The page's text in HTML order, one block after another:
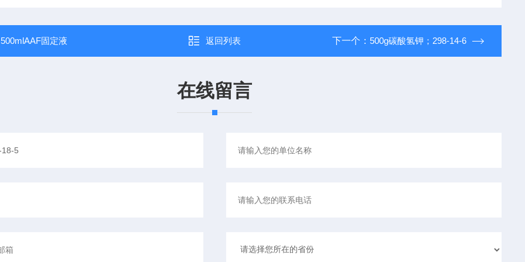
500mlAAF固定液 返回列表 下一个： 500g碳酸氢钾；298-14-6
在线留言